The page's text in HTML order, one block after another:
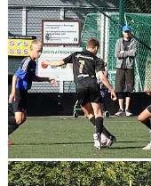
NATIONELLA SPELFORMER
PROVTRÄNING
SKADEBEHANDLING
VÄRDEGRUND
FOTBOLLSCAMP 2026